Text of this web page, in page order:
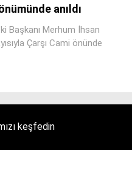
Eczaneleranıldı
Başkanı Merhum İhsan
Çarşı Cami önünde
keşfedin